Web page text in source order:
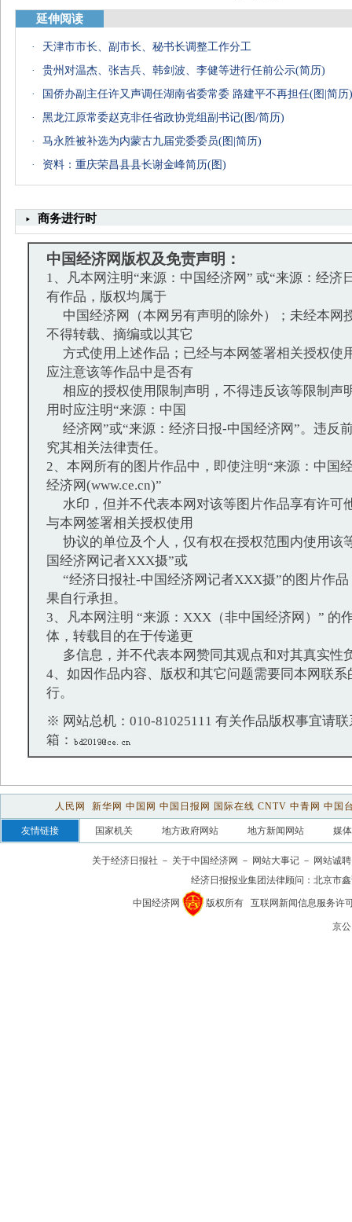
盘点女星中的十大美腿 宅男女神素颜太坑爹
延伸阅读
·
天津市市长、副市长、秘书长调整工作分工
·
贵州对温杰、张吉兵、韩剑波、李健等进行任前公示(简历)
·
国侨办副主任许又声调任湖南省委常委 路建平不再担任(图|简历)
·
黑龙江原常委赵克非任省政协党组副书记(图/简历)
·
马永胜被补选为内蒙古九届党委委员(图|简历)
·
资料：重庆荣昌县县长谢金峰简历(图)
商务进行时
中国经济网版权及免责声明：
1、凡本网注明“来源：中国经济网” 或“来源：经济
有作品，版权均属于
中国经济网（本网另有声明的除外）；未经本网
不得转载、摘编或以其它
方式使用上述作品；已经与本网签署相关授权使
应注意该等作品中是否有
相应的授权使用限制声明，不得违反该等限制声
用时应注明“来源：中国
经济网”或“来源：经济日报-中国经济网”。违反
究其相关法律责任。
2、本网所有的图片作品中，即使注明“来源：中国
经济网(www.ce.cn)”
水印，但并不代表本网对该等图片作品享有许可
与本网签署相关授权使用
协议的单位及个人，仅有权在授权范围内使用该
国经济网记者XXX摄”或
“经济日报社-中国经济网记者XXX摄”的图片作品
果自行承担。
3、凡本网注明 “来源：XXX（非中国经济网）” 的
体，转载目的在于传递更
多信息，并不代表本网赞同其观点和对其真实性
4、如因作品内容、版权和其它问题需要同本网联系
行。
※ 网站总机：010-81025111 有关作品版权事宜请联
箱：
人民网 新华网 中国网 中国日报网 国际在线 CNTV 中青网 中国
友情链接 国家机关 地方政府网站 地方新闻网站 媒
关于经济日报社 － 关于中国经济网 － 网站大事记 － 网站诚聘
经济日报报业集团法律顾问： 北京市
中国经济网 版权所有 互联网新闻信息服务许
京